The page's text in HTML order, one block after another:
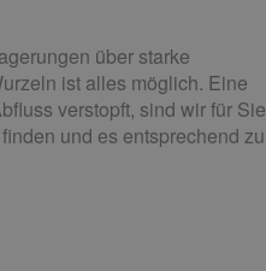
über starke
ist alles möglich. Eine
verstopft, sind wir für Sie
und es entsprechend zu